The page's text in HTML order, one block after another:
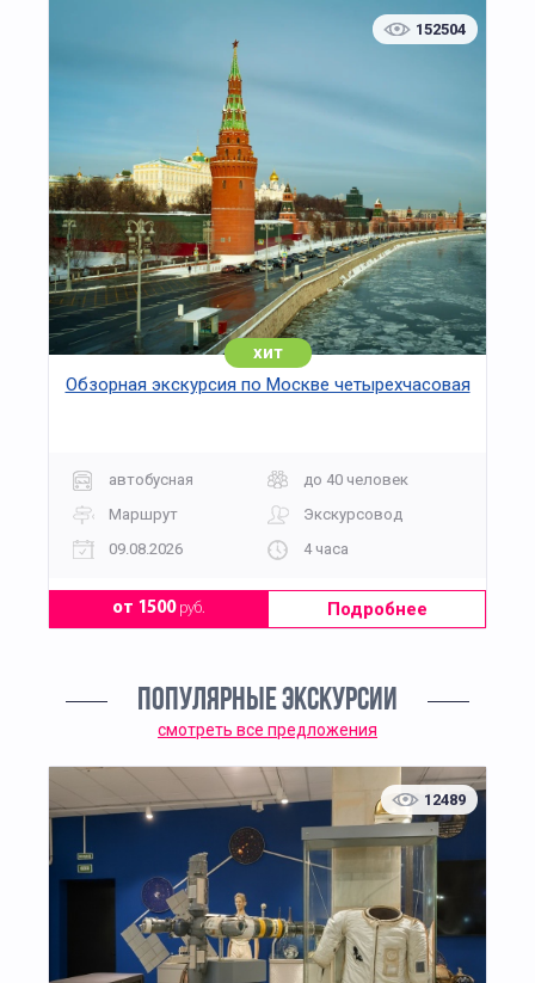
152504
хит
Обзорная экскурсия по Москве четырехчасовая
автобусная
до 40 человек
Маршрут
Экскурсовод
09.08.2026
4 часа
от 1500руб. Подробнее
ПОПУЛЯРНЫЕ ЭКСКУРСИИ
смотреть все предложения
12489